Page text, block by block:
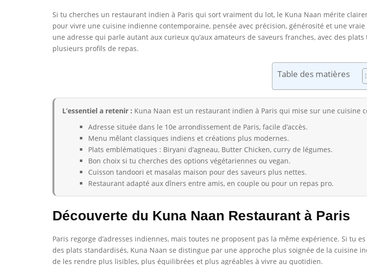
Si tu cherches un restaurant indien à Paris qui sort vraiment du lot, le Kuna Naan mérite
pour vivre une cuisine indienne contemporaine, pensée avec précision, générosité et une
une adresse qui parle autant aux curieux qu’aux amateurs de saveurs franches, avec des
plusieurs profils de repas.
Table des matières
L’essentiel a retenir : Kuna Naan est un restaurant indien à Paris qui mise sur une cuisine
Adresse située dans le 10e arrondissement de Paris, facile d’accès.
Menu mêlant classiques indiens et créations plus modernes.
Plats emblématiques : Biryani d’agneau, Butter Chicken, curry de légumes.
Bon choix si tu cherches des options végétariennes ou vegan.
Cuisson tandoori et masalas maison pour des saveurs plus nettes.
Restaurant adapté aux dîners entre amis, en couple ou pour un repas pro.
Découverte du Kuna Naan Restaurant à Paris
Paris regorge d’adresses indiennes, mais toutes ne proposent pas la même expérience. Si tu
des plats standardisés, Kuna Naan se distingue par une approche plus soignée de la cuisine
de les rendre plus lisibles, plus équilibrées et plus agréables à vivre au quotidien.